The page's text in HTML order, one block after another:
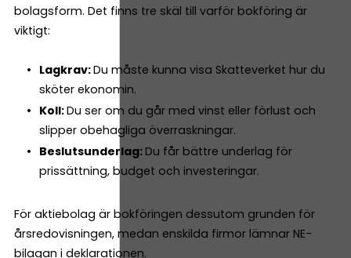
bolagsform. Det finns tre skäl till varför bokföring är
viktigt:
Lagkrav:Du måste kunna visa Skatteverket hur du
sköter ekonomin.
Koll:Du ser om du går med vinst eller förlust och
slipper obehagliga överraskningar.
Beslutsunderlag: Du får bättre underlag för
prissättning, budget och investeringar.
För aktiebolag är bokföringen dessutom grunden för
årsredovisningen, medan enskilda firmor lämnar NE-
bilagan i deklarationen.